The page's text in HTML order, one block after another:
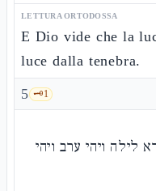
LETTURA ORTODOSSA
E Dio vide che la
luce dalla tenebra.
5 🗝️1
לילה ויהי ערב ויהי